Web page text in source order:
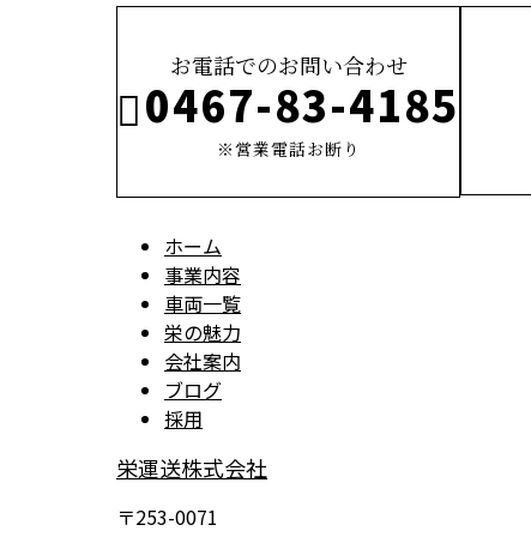
お電話でのお問い合わせ
0467-83-4185
※営業電話お断り
ホーム
事業内容
車両一覧
栄の魅力
会社案内
ブログ
採用
栄運送株式会社
〒253-0071